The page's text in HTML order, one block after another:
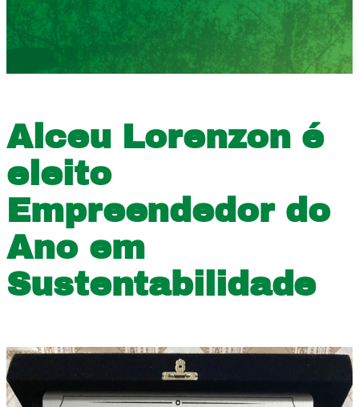
Alceu Lorenzon é
eleito
Empreendedor do
Ano em
Sustentabilidade